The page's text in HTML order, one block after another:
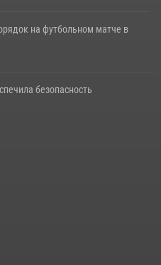
на футбольном матче в
безопасность